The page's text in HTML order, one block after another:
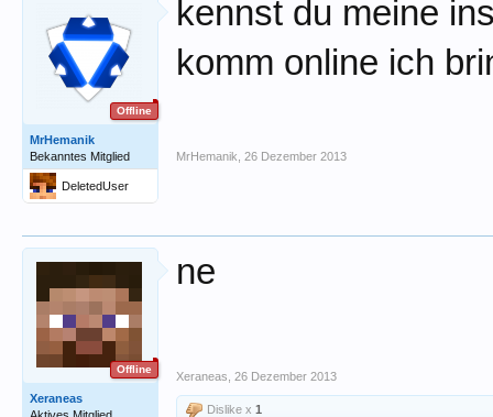
Offline
MrHemanik
Bekanntes Mitglied
DeletedUser
kennst du meine
komm online ich
MrHemanik 26 Dezember 2013
Offline
Xeraneas
ne
Xeraneas 26 Dezember 2013
Dislike x 1